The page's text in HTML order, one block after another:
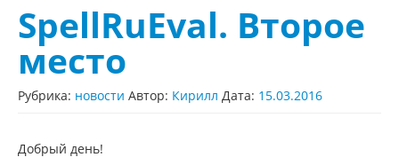
SpellRuEval. Второе
место
Рубрика: новости Автор: Кирилл Дата: 15.03.2016
Добрый день!